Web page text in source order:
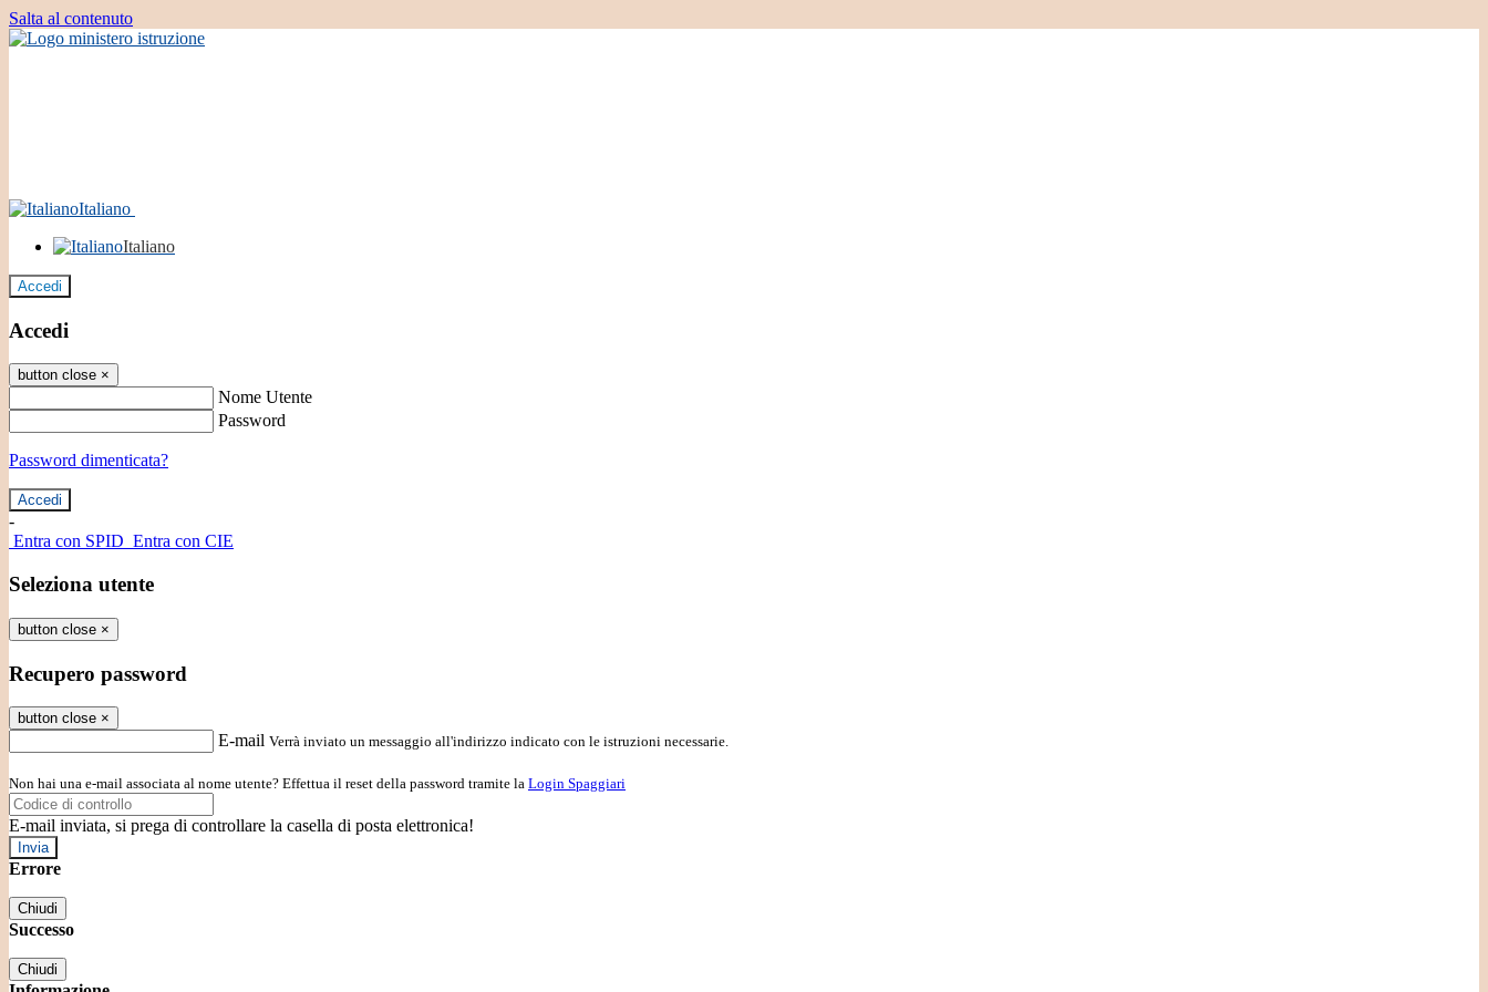
Salta al contenuto
Italiano
Italiano
Accedi
Accedi
button close ×
Nome Utente
Password
Password dimenticata?
-
Entra con SPID Entra con CIE
Seleziona utente
button close ×
Recupero password
button close ×
E-mail Verrà inviato un messaggio all'indirizzo indicato con le istruzioni necessarie.
Non hai una e-mail associata al nome utente? Effettua il reset della password tramite la Login Spaggiari
E-mail inviata, si prega di controllare la casella di posta elettronica!
Errore
Chiudi
Successo
Chiudi